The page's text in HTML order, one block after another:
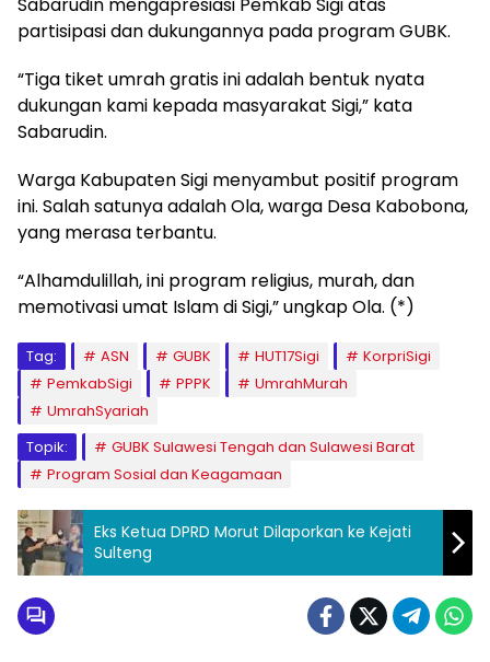
Sabarudin mengapresiasi Pemkab Sigi atas
partisipasi dan dukungannya pada program GUBK.
“Tiga tiket umrah gratis ini adalah bentuk nyata
dukungan kami kepada masyarakat Sigi,” kata
Sabarudin.
Warga Kabupaten Sigi menyambut positif program
ini. Salah satunya adalah Ola, warga Desa Kabobona,
yang merasa terbantu.
“Alhamdulillah, ini program religius, murah, dan
memotivasi umat Islam di Sigi,” ungkap Ola. (*)
Tag: ASN GUBK HUT17Sigi
KorpriSigi
PemkabSigi
PPPK
UmrahMurah
UmrahSyariah
Topik:
GUBK Sulawesi Tengah dan Sulawesi Barat
Program Sosial dan Keagamaan
Eks Ketua DPRD Morut Dilaporkan ke Kejati
Sulteng